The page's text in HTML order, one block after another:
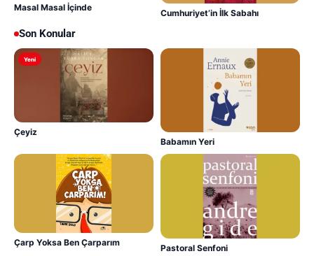
Masal Masal İçinde
Cumhuriyet’in İlk Sabahı
Son Konular
Yeni
Çeyiz
Babamın Yeri
Çarp Yoksa Ben Çarparım
Pastoral Senfoni